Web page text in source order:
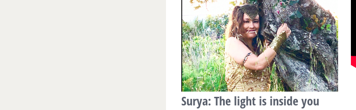
Surya: The light is inside you